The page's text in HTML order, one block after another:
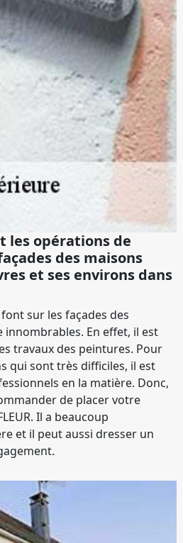
les opérations de
des maisons
et ses environs dans
sur les façades des
En effet, il est
travaux des peintures. Pour
qui sont très difficiles, il est
en la matière. Donc,
de placer votre
Il a beaucoup
et il peut aussi dresser un